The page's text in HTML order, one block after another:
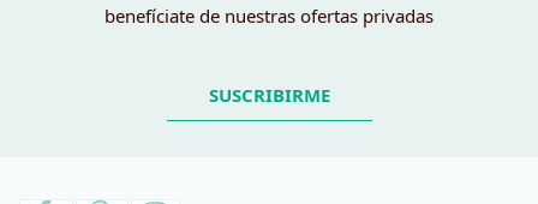
benefíciate de nuestras ofertas privadas
SUSCRIBIRME